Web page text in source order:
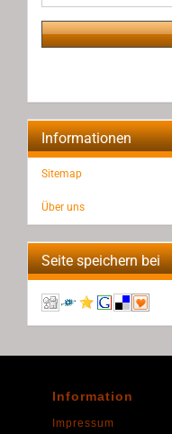
NEWSLETTER-
ANMELDUNG
Mail
Informationen
Sitemap
Über uns
Seite speichern bei
Information
Impressum